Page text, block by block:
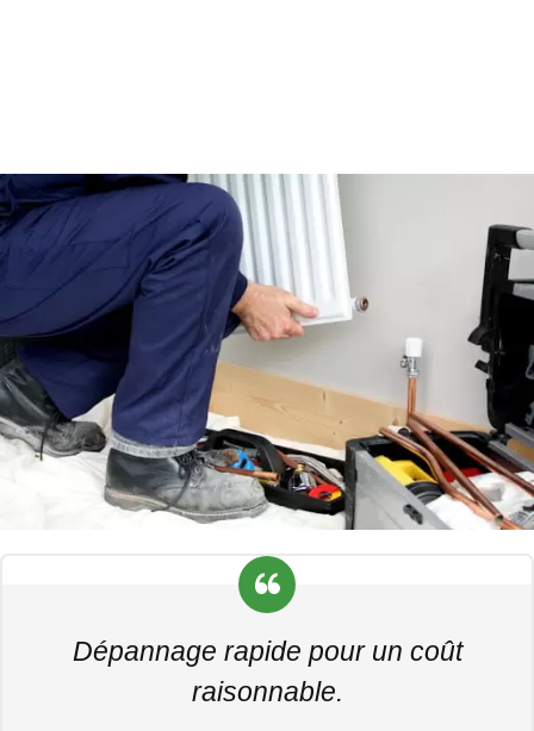
Dépannage rapide pour un coût
raisonnable.